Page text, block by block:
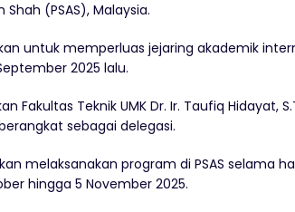
Shah (PSAS), Malaysia.
untuk memperluas jejaring akademik
2025 lalu.
Fakultas Teknik UMK Dr. Ir. Taufiq Hidayat,
sebagai delegasi.
melaksanakan program di PSAS selama
hingga 5 November 2025.